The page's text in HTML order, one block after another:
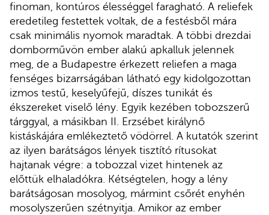
finoman, kontúros élességgel faragható. A reliefek
eredetileg festettek voltak, de a festésből mára
csak minimális nyomok maradtak. A többi drezdai
domborművön ember alakú apkalluk jelennek
meg, de a Budapestre érkezett reliefen a maga
fenséges bizarrságában látható egy kidolgozottan
izmos testű, keselyűfejű, díszes tunikát és
ékszereket viselő lény. Egyik kezében tobozszerű
tárggyal, a másikban II. Erzsébet királynő
kistáskájára emlékeztető vödörrel. A kutatók szerint
az ilyen barátságos lények tisztító rítusokat
hajtanak végre: a tobozzal vizet hintenek az
előttük elhaladókra. Kétségtelen, hogy a lény
barátságosan mosolyog, mármint csőrét enyhén
mosolyszerűen szétnyitja. Amikor az ember